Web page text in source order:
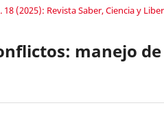
18 (2025): Revista Saber, Ciencia y
manejo